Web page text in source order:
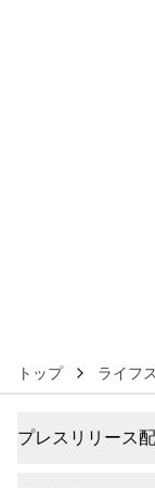
トップ ライフ
プレスリリース